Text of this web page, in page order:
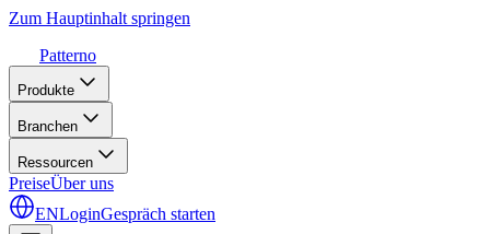
Zum Hauptinhalt springen
Patterno
Produkte
Branchen
Ressourcen
PreiseÜber uns
ENLoginGespräch starten